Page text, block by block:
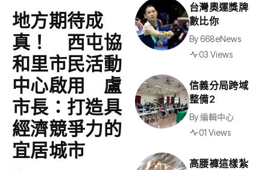
地方期待成
真！ 西屯協
和里市民活動
中心啟用 盧
市長：打造具
經濟競爭力的
宜居城市
台灣奧運獎牌
數比你
By668eNews
03 Views
信義分局跨域
整備2
By編輯中心
01 Views
高腰褲這樣紮